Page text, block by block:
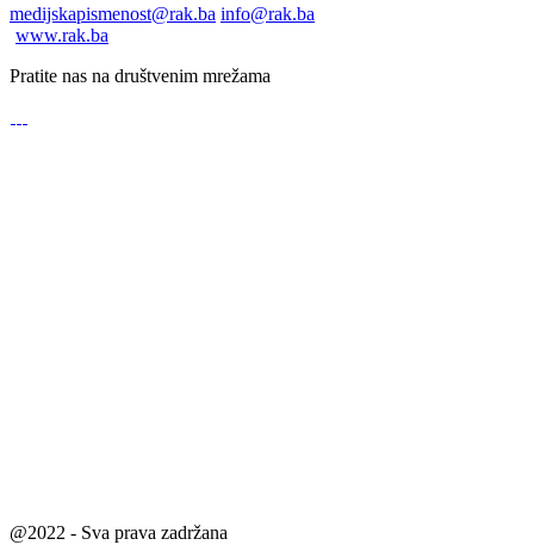
medijskapismenost@rak.ba info@rak.ba
www.rak.ba
Pratite nas na društvenim mrežama
@2022 - Sva prava zadržana